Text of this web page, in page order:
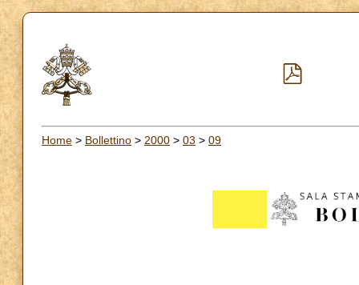
Home > Bollettino > 2000 > 03 > 09